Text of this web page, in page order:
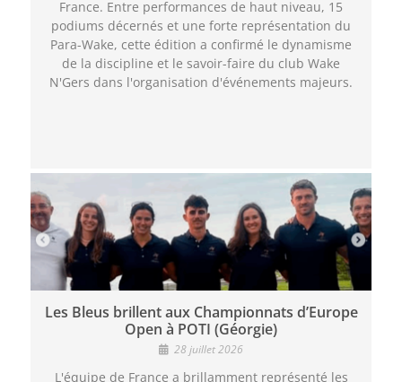
France. Entre performances de haut niveau, 15
podiums décernés et une forte représentation du
Para-Wake, cette édition a confirmé le dynamisme
de la discipline et le savoir-faire du club Wake
N'Gers dans l'organisation d'événements majeurs.
Les Bleus brillent aux Championnats d’Europe
Open à POTI (Géorgie)
28 juillet 2026
L'équipe de France a brillamment représenté les